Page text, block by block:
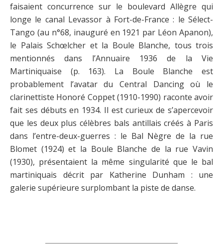
faisaient concurrence sur le boulevard Allègre qui
longe le canal Levassor à Fort-de-France : le Sélect-
Tango (au n°68, inauguré en 1921 par Léon Apanon),
le Palais Schœlcher et la Boule Blanche, tous trois
mentionnés dans l’Annuaire 1936 de la Vie
Martiniquaise (p. 163). La Boule Blanche est
probablement l’avatar du Central Dancing où le
clarinettiste Honoré Coppet (1910-1990) raconte avoir
fait ses débuts en 1934. Il est curieux de s’apercevoir
que les deux plus célèbres bals antillais créés à Paris
dans l’entre-deux-guerres : le Bal Nègre de la rue
Blomet (1924) et la Boule Blanche de la rue Vavin
(1930), présentaient la même singularité que le bal
martiniquais décrit par Katherine Dunham : une
galerie supérieure surplombant la piste de danse.